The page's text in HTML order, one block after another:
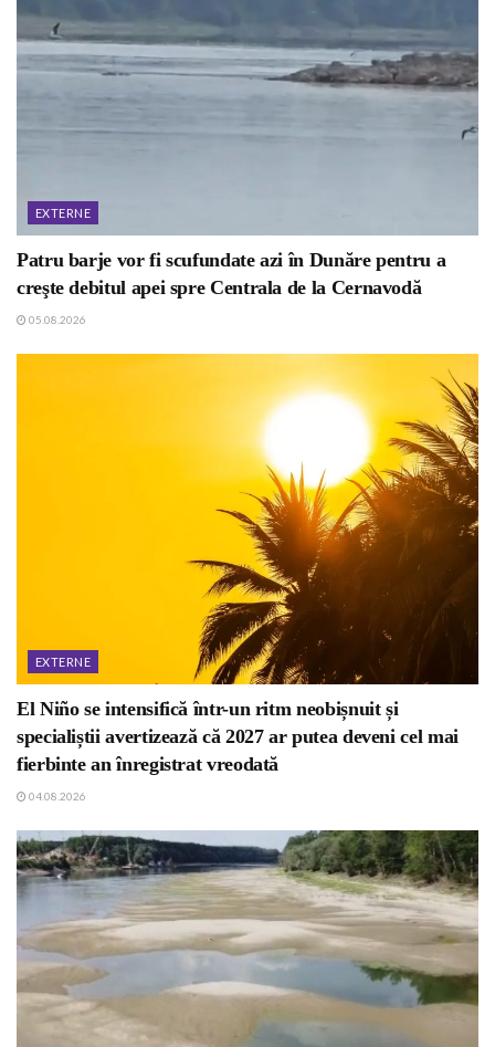
EXTERNE
Patru barje vor fi scufundate azi în Dunăre pentru a
creşte debitul apei spre Centrala de la Cernavodă
05.08.2026
EXTERNE
El Niño se intensifică într-un ritm neobișnuit și
specialiștii avertizează că 2027 ar putea deveni cel mai
fierbinte an înregistrat vreodată
04.08.2026